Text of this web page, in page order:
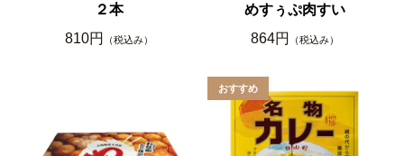
２本
810円
（税込み）
めすぅぷ肉すい
864円
（税込み）